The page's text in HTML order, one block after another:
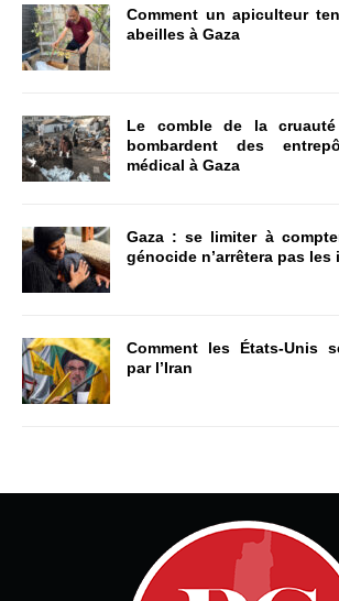
Comment un apiculteur
abeilles à Gaza
Le comble de la
bombardent des
médical à Gaza
Gaza : se limiter à
génocide n’arrêtera pas les
Comment les États-Unis
par l’Iran